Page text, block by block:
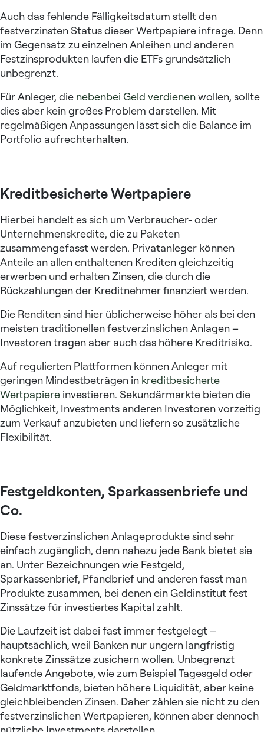
Auch das fehlende Fälligkeitsdatum stellt den
festverzinsten Status dieser Wertpapiere infrage. Denn
im Gegensatz zu einzelnen Anleihen und anderen
Festzinsprodukten laufen die ETFs grundsätzlich
unbegrenzt.
Für Anleger, die nebenbei Geld verdienenwollen, sollte
dies aber kein großes Problem darstellen. Mit
regelmäßigen Anpassungen lässt sich die Balance im
Portfolio aufrechterhalten.
Kreditbesicherte Wertpapiere
Hierbei handelt es sich um Verbraucher- oder
Unternehmenskredite, die zu Paketen
zusammengefasst werden. Privatanleger können
Anteile an allen enthaltenen Krediten gleichzeitig
erwerben und erhalten Zinsen, die durch die
Rückzahlungen der Kreditnehmer finanziert werden.
Die Renditen sind hier üblicherweise höher als bei den
meisten traditionellen festverzinslichen Anlagen –
Investoren tragen aber auch das höhere Kreditrisiko.
Auf regulierten Plattformen können Anleger mit
geringen Mindestbeträgen in kreditbesicherte
Wertpapiere investieren. Sekundärmarkte bieten die
Möglichkeit, Investments anderen Investoren vorzeitig
zum Verkauf anzubieten und liefern so zusätzliche
Flexibilität.
Festgeldkonten, Sparkassenbriefe und
Co.
Diese festverzinslichen Anlageprodukte sind sehr
einfach zugänglich, denn nahezu jede Bank bietet sie
an. Unter Bezeichnungen wie Festgeld,
Sparkassenbrief, Pfandbrief und anderen fasst man
Produkte zusammen, bei denen ein Geldinstitut fest
Zinssätze für investiertes Kapital zahlt.
Die Laufzeit ist dabei fast immer festgelegt –
hauptsächlich, weil Banken nur ungern langfristig
konkrete Zinssätze zusichern wollen. Unbegrenzt
laufende Angebote, wie zum Beispiel Tagesgeld oder
Geldmarktfonds, bieten höhere Liquidität, aber keine
gleichbleibenden Zinsen. Daher zählen sie nicht zu den
festverzinslichen Wertpapieren, können aber dennoch